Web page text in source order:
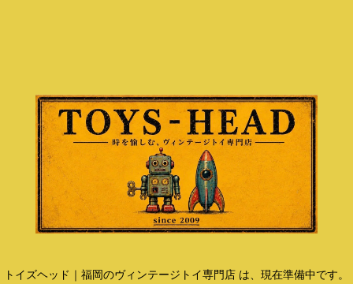
トイズヘッド｜福岡のヴィンテージトイ専門店 は、現在準備中です。